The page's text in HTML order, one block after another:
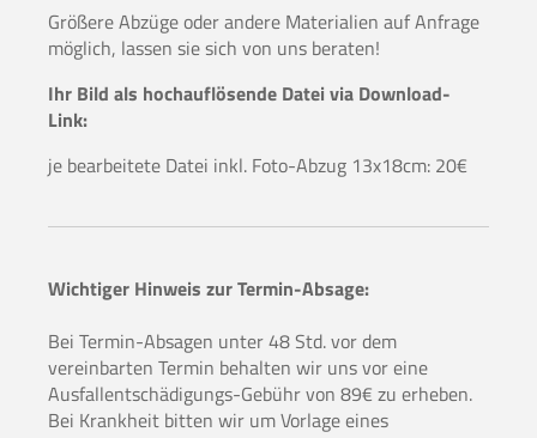
Größere Abzüge oder andere Materialien auf Anfrage
möglich, lassen sie sich von uns beraten!
Ihr Bild als hochauflösende Datei via Download-
Link:
je bearbeitete Datei inkl. Foto-Abzug 13x18cm: 20€
Wichtiger Hinweis zur Termin-Absage:
Bei Termin-Absagen unter 48 Std. vor dem
vereinbarten Termin behalten wir uns vor eine
Ausfallentschädigungs-Gebühr von 89€ zu erheben.
Bei Krankheit bitten wir um Vorlage eines